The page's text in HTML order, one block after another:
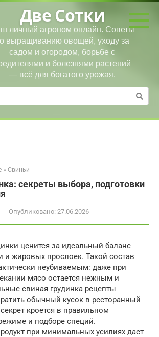
Две Сотки
личный агроном онлайн. Советы
выращиванию овощей, уходу за
садом и огородом, борьбе с
и болезнями растений
— всё для богатого урожая.
» Свиньи
секреты выбора, подготовки
Опубликовано: 27.06.2026
ценится за идеальный баланс
и жировых прослоек. Такой состав
неубиваемым: даже при
мясо остается нежным и
свиная грудинка рецепты
обычный кусок в ресторанный
кроется в правильном
и подборе специй.
при минимальных усилиях дает